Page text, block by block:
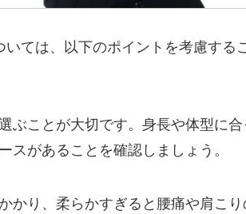
ては、以下のポイントを考慮する
ぶことが大切です。身長や体型に
スがあることを確認しましょう。
かり、柔らかすぎると腰痛や肩こり